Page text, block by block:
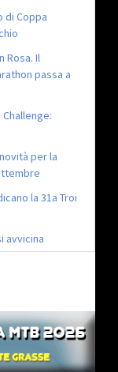
di Coppa
Rosa. Il
passa a
per la
la 31a Troi
avvicina